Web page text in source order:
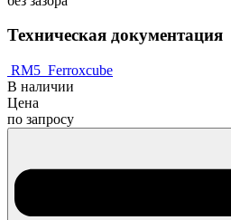
Техническая документация
RM5_Ferroxcube
В наличии
Цена
по запросу